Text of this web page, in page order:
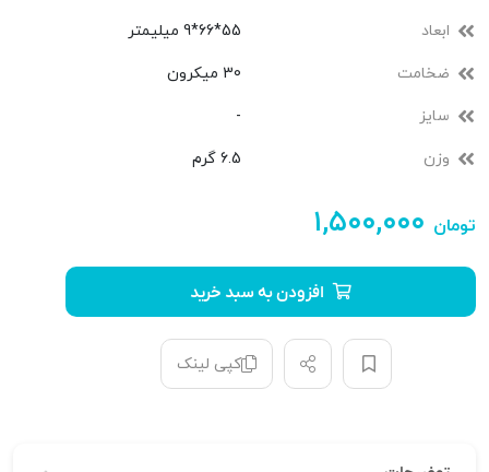
ابعاد 55*66*9 میلیمتر
ضخامت 30 میکرون
سایز -
وزن 6.5 گرم
۱,۵۰۰,۰۰۰ تومان
افزودن به سبد خرید
کپی لینک